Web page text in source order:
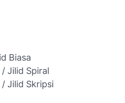
Biasa
Jilid Spiral
Jilid Skripsi